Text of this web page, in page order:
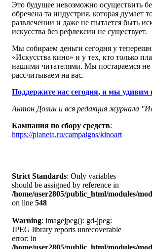
Это будущее невозможно осуществить
обречена та индустрия, которая думает
развлечении и даже не пытается быть
искусства без рефлексии не существует.
Мы собираем деньги сегодня у
«Искусства кино» и у тех, кто только
нашими читателями. Мы постараемся
рассчитываем на вас.
Поддержите нас сегодня, и мы удивим
Антон Долин и вся редакция журнала
Кампания по сбору средств:
https://planeta.ru/campaigns/kinoart
Strict Standards: Only variables
should be assigned by reference in
/home/user2805/public_html/modules/
on line 548
Warning: imagejpeg(): gd-jpeg:
JPEG library reports unrecoverable
error: in